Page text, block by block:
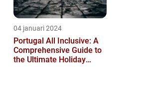
04 januari 2024
Portugal All Inclusive: A
Comprehensive Guide to
the Ultimate Holiday